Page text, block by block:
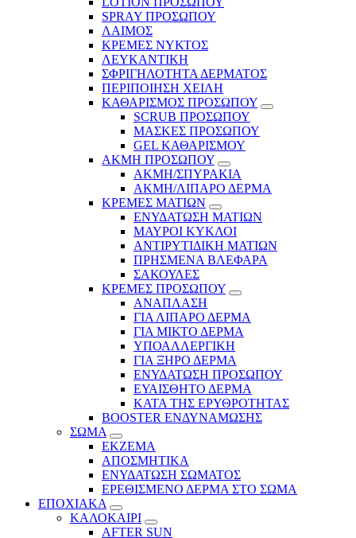
SPRAY ΠΡΟΣΩΠΟΥ
ΛΑΙΜΟΣ
ΚΡΕΜΕΣ ΝΥΚΤΟΣ
ΛΕΥΚΑΝΤΙΚΗ
ΣΦΡΙΓΗΛΟΤΗΤΑ ΔΕΡΜΑΤΟΣ
ΠΕΡΙΠΟΙΗΣΗ ΧΕΙΛΗ
ΚΑΘΑΡΙΣΜΟΣ ΠΡΟΣΩΠΟΥ
SCRUB ΠΡΟΣΩΠΟΥ
ΜΑΣΚΕΣ ΠΡΟΣΩΠΟΥ
GEL ΚΑΘΑΡΙΣΜΟΥ
ΑΚΜΗ ΠΡΟΣΩΠΟΥ
ΑΚΜΗ/ΣΠΥΡΑΚΙΑ
ΑΚΜΗ/ΛΙΠΑΡΟ ΔΕΡΜΑ
ΚΡΕΜΕΣ ΜΑΤΙΩΝ
ΕΝΥΔΑΤΩΣΗ ΜΑΤΙΩΝ
ΜΑΥΡΟΙ ΚΥΚΛΟΙ
ΑΝΤΙΡΥΤΙΔΙΚΗ ΜΑΤΙΩΝ
ΠΡΗΣΜΕΝΑ ΒΛΕΦΑΡΑ
ΣΑΚΟΥΛΕΣ
ΚΡΕΜΕΣ ΠΡΟΣΩΠΟΥ
ΑΝΑΠΛΑΣΗ
ΓΙΑ ΛΙΠΑΡΟ ΔΕΡΜΑ
ΓΙΑ ΜΙΚΤΟ ΔΕΡΜΑ
ΥΠΟΑΛΛΕΡΓΙΚΗ
ΓΙΑ ΞΗΡΟ ΔΕΡΜΑ
ΕΝΥΔΑΤΩΣΗ ΠΡΟΣΩΠΟΥ
ΕΥΑΙΣΘΗΤΟ ΔΕΡΜΑ
ΚΑΤΑ ΤΗΣ ΕΡΥΘΡΟΤΗΤΑΣ
BOOSTER ΕΝΔΥΝΑΜΩΣΗΣ
ΣΩΜΑ
ΕΚΖΕΜΑ
ΑΠΟΣΜΗΤΙΚΑ
ΕΝΥΔΑΤΩΣΗ ΣΩΜΑΤΟΣ
ΕΡΕΘΙΣΜΕΝΟ ΔΕΡΜΑ ΣΤΟ ΣΩΜΑ
ΕΠΟΧΙΑΚΑ
ΚΑΛΟΚΑΙΡΙ
AFTER SUN